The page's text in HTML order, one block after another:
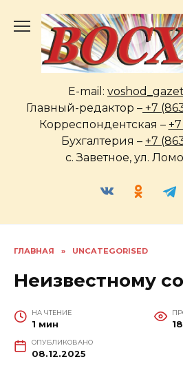
содержанию
E-mail:
Главный-редактор – +7
Корреспондентская –
Бухгалтерия – +7
с. Заветное, ул.
ГЛАВНАЯ » UNCATEGORISED
Неизвестному
НА ЧТЕНИЕ
1 мин 18
ОПУБЛИКОВАНО
08.12.2025